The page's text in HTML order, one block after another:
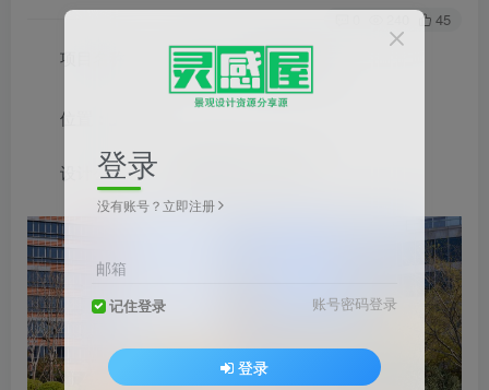
45
项目名称： 上海 国风椅装置
位置：上海
设计公司：
登录
没有账号？立即注册
邮箱
记住登录 账号密码登录
登录